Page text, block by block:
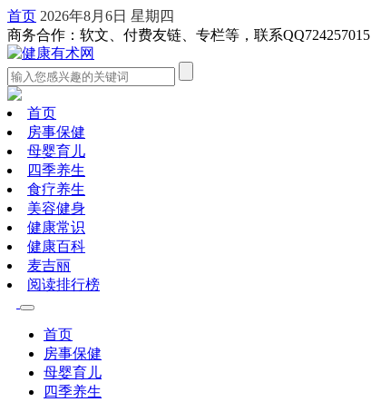
首页 2026年8月6日 星期四
商务合作：软文、付费友链、专栏等，联系QQ724257015
首页
房事保健
母婴育儿
四季养生
食疗养生
美容健身
健康常识
健康百科
麦吉丽
阅读排行榜
首页
房事保健
母婴育儿
四季养生